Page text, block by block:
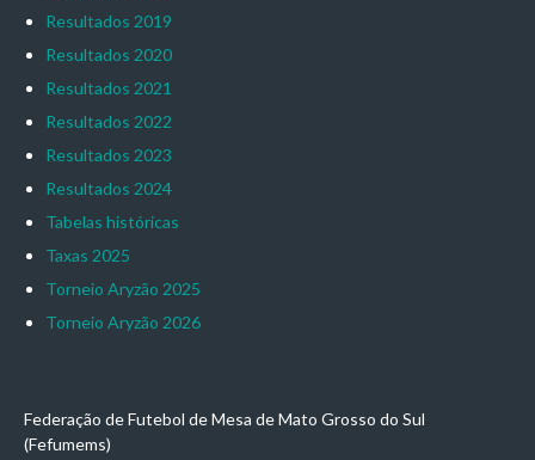
Resultados 2019
Resultados 2020
Resultados 2021
Resultados 2022
Resultados 2023
Resultados 2024
Tabelas históricas
Taxas 2025
Torneio Aryzão 2025
Torneio Aryzão 2026
Federação de Futebol de Mesa de Mato Grosso do Sul
(Fefumems)